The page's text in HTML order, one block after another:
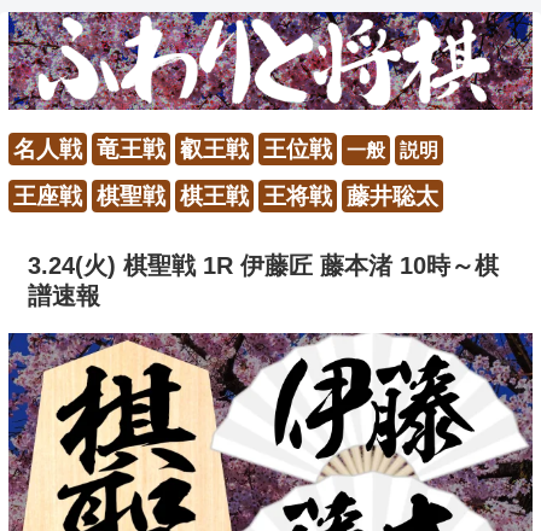
名人戦 竜王戦 叡王戦 王位戦 一般 説明
王座戦 棋聖戦 棋王戦 王将戦 藤井聡太
3.24(火) 棋聖戦 1R 伊藤匠 藤本渚 10時～棋
譜速報